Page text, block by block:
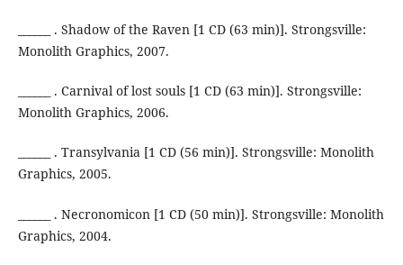
______ . Shadow of the Raven [1 CD (63 min)]. Strongsville:
Monolith Graphics, 2007.
______ . Carnival of lost souls [1 CD (63 min)]. Strongsville:
Monolith Graphics, 2006.
______ . Transylvania [1 CD (56 min)]. Strongsville: Monolith
Graphics, 2005.
______ . Necronomicon [1 CD (50 min)]. Strongsville: Monolith
Graphics, 2004.